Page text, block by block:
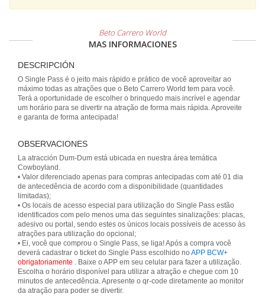
Beto Carrero World
MAS INFORMACIONES
DESCRIPCIÓN
O Single Pass é o jeito mais rápido e prático de você aproveitar ao
máximo todas as atrações que o Beto Carrero World tem para você.
Terá a oportunidade de escolher o brinquedo mais incrível e agendar
um horário para se divertir na atração de forma mais rápida. Aproveite
e garanta de forma antecipada!
OBSERVACIONES
La atracción Dum-Dum está ubicada en nuestra área temática
Cowboyland.
• Valor diferenciado apenas para compras antecipadas com até 01 dia
de antecedência de acordo com a disponibilidade (quantidades
limitadas);
• Os locais de acesso especial para utilização do Single Pass estão
identificados com pelo menos uma das seguintes sinalizações: placas,
adesivo ou portal, sendo estes os únicos locais possíveis de acesso às
atrações para utilização do opcional;
• Ei, você que comprou o Single Pass, se liga! Após a compra você
deverá cadastrar o ticket do Single Pass escolhido no APP BCW+
obrigatoriamente . Baixe o APP em seu celular para fazer a utilização.
Escolha o horário disponível para utilizar a atração e chegue com 10
minutos de antecedência. Apresente o qr-code diretamente ao monitor
da atração para poder se divertir.